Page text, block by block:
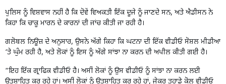
ਪੁਲਿਸ ਨੂੰ ਵਿਸ਼ਵਾਸ ਨਹੀਂ ਹੈ ਕਿ ਦੋਵੇਂ ਵਿਅਕਤੀ ਇੱਕ ਦੂਜੇ ਨੂੰ ਜਾਣਦੇ ਸਨ, ਅਤੇ ਐਡੀਸਨ ਨੇ
ਕਿਹਾ ਕਿ ਚਾਕੂ ਮਾਰਨ ਦੇ ਕਾਰਨਾਂ ਦੀ ਜਾਂਚ ਕੀਤੀ ਜਾ ਰਹੀ ਹੈ।
ਗਲੋਬਲ ਨਿਊਜ਼ ਦੇ ਅਨੁਸਾਰ, ਉਸਨੇ ਅੱਗੇ ਕਿਹਾ ਕਿ ਘਟਨਾ ਦੀ ਇੱਕ ਵੀਡੀਓ ਸੋਸ਼ਲ ਮੀਡੀਆ
‘ਤੇ ਘੁੰਮ ਰਹੀ ਹੈ, ਅਤੇ ਲੋਕਾਂ ਨੂੰ ਇਸ ਨੂੰ ਅੱਗੇ ਸਾਂਝਾ ਨਾ ਕਰਨ ਦੀ ਅਪੀਲ ਕੀਤੀ ਗਈ ਹੈ।
“ਇਹ ਇੱਕ ਗ੍ਰਾਫਿਕ ਵੀਡੀਓ ਹੈ। ਅਸੀਂ ਲੋਕਾਂ ਨੂੰ ਉਸ ਵੀਡੀਓ ਨੂੰ ਸਾਂਝਾ ਨਾ ਕਰਨ ਲਈ
ਉਤਸ਼ਾਹਿਤ ਕਰ ਰਹੇ ਹਾਂ। ਅਸੀਂ ਲੋਕਾਂ ਨੂੰ ਉਤਸ਼ਾਹਿਤ ਕਰ ਰਹੇ ਹਾਂ, ਜੇਕਰ ਤੁਹਾਡੇ ਕੋਲ ਵੀਡੀਓ